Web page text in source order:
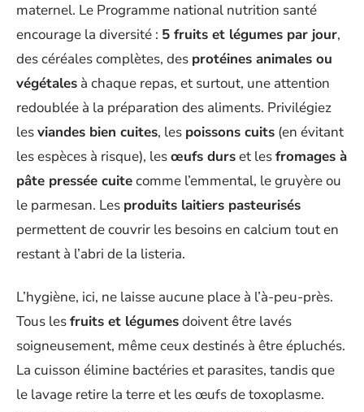
maternel. Le Programme national nutrition santé
encourage la diversité : 5 fruits et légumes par jour,
des céréales complètes, des protéines animales ou
végétales à chaque repas, et surtout, une attention
redoublée à la préparation des aliments. Privilégiez
lesviandes bien cuites, les poissons cuits (en évitant
les espèces à risque), lesœufs durset lesfromages à
pâte pressée cuitecomme l’emmental, le gruyère ou
le parmesan. Les produits laitiers pasteurisés
permettent de couvrir les besoins en calcium tout en
restant à l’abri de la listeria.
L’hygiène, ici, ne laisse aucune place à l’à-peu-près.
Tous lesfruits et légumesdoivent être lavés
soigneusement, même ceux destinés à être épluchés.
La cuisson élimine bactéries et parasites, tandis que
le lavage retire la terre et les œufs de toxoplasme.